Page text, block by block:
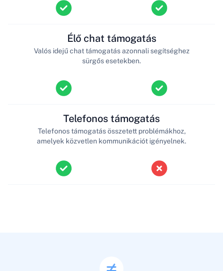
Élő chat támogatás
Valós idejű chat támogatás azonnali segítséghez
sürgős esetekben.
Telefonos támogatás
Telefonos támogatás összetett problémákhoz,
amelyek közvetlen kommunikációt igényelnek.